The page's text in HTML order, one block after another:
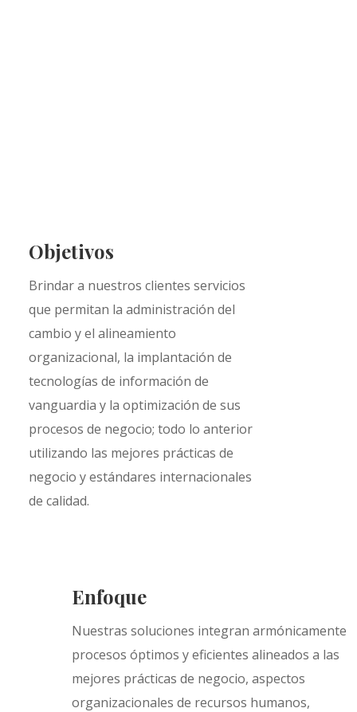
Objetivos
Brindar a nuestros clientes servicios
que permitan la administración del
cambio y el alineamiento
organizacional, la implantación de
tecnologías de información de
vanguardia y la optimización de sus
procesos de negocio; todo lo anterior
utilizando las mejores prácticas de
negocio y estándares internacionales
de calidad.
Enfoque
Nuestras soluciones integran armónicamente
procesos óptimos y eficientes alineados a las
mejores prácticas de negocio, aspectos
organizacionales de recursos humanos,